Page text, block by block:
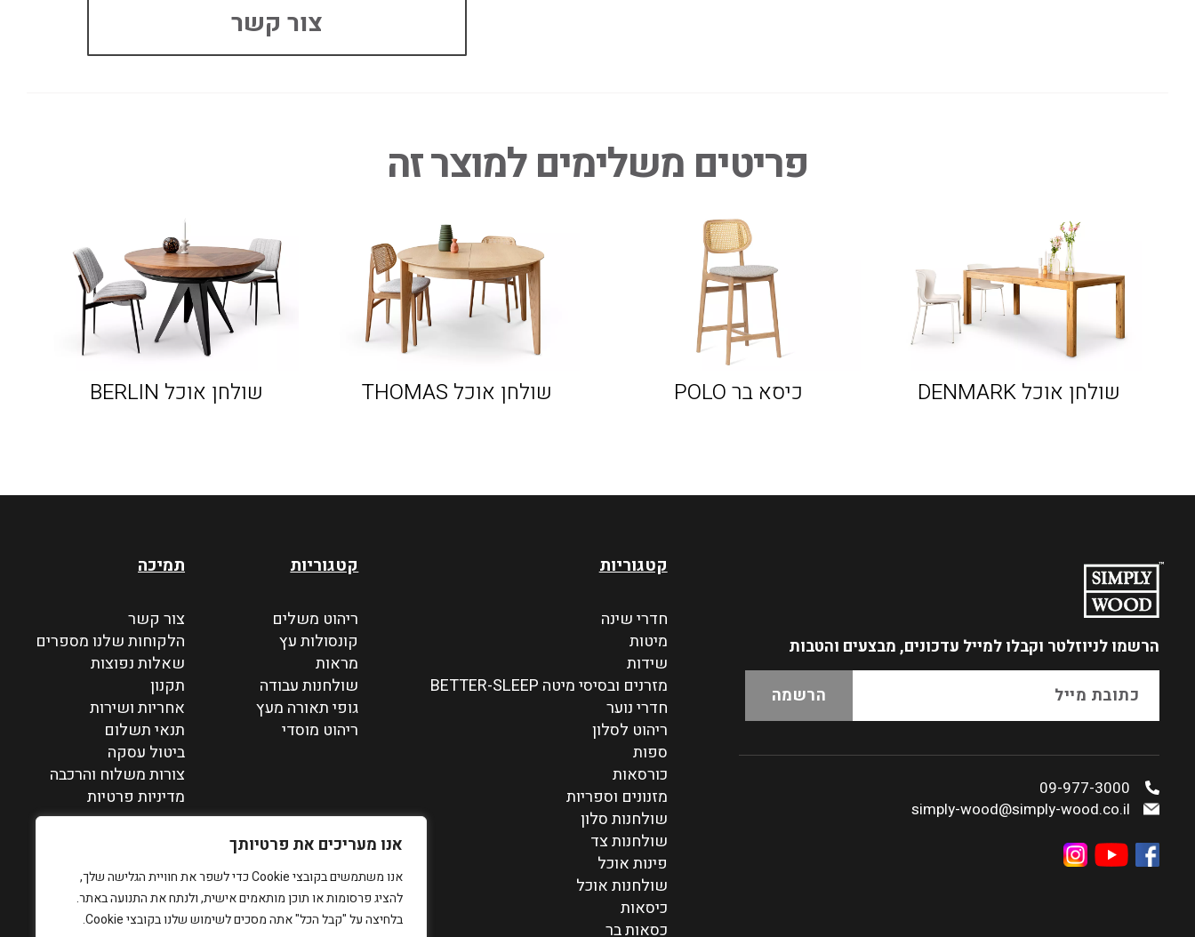
אנו מעריכים את פרטיותך
אנו משתמשים בקובצי Cookie כדי לשפר את חוויית הגלישה שלך,
להציג פרסומות או תוכן מותאמים אישית, ולנתח את התנועה באתר.
בלחיצה על "קבל הכל" אתה מסכים לשימוש שלנו בקובצי Cookie.
צור קשר
פריטים משלימים למוצר זה
שולחן אוכל DENMARK כיסא בר POLO שולחן אוכל THOMAS שולחן אוכל BERLIN
הרשמו לניוזלטר וקבלו למייל עדכונים, מבצעים והטבות
09-977-3000
simply-wood@simply-wood.co.il
קטגוריות
חדרי שינה
מיטות
שידות
מזרנים ובסיסי מיטה BETTER-SLEEP
חדרי נוער
ריהוט לסלון
ספות
כורסאות
מזנונים וספריות
שולחנות סלון
שולחנות צד
פינות אוכל
שולחנות אוכל
כיסאות
כסאות בר
קטגוריות
ריהוט משלים
קונסולות עץ
מראות
שולחנות עבודה
גופי תאורה מעץ
ריהוט מוסדי
תמיכה
צור קשר
הלקוחות שלנו מספרים
שאלות נפוצות
תקנון
אחריות ושירות
תנאי תשלום
ביטול עסקה
צורות משלוח והרכבה
מדיניות פרטיות